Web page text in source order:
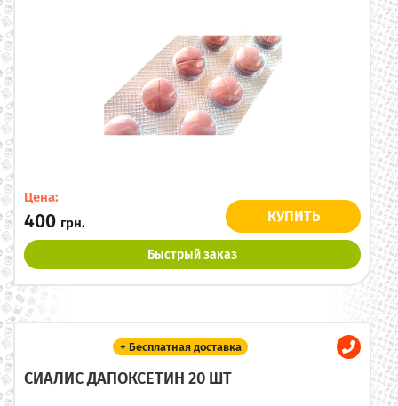
Цена:
400 грн. КУПИТЬ
Быстрый заказ
+ Бесплатная доставка
СИАЛИС ДАПОКСЕТИН 20 ШТ